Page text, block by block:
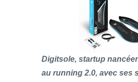
Digitsole, startup
au running 2.0, avec ses